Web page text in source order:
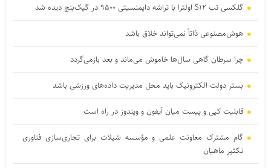
گلکسی تب S۱۲ اولترا با تراشه دایمنسیتی ۹۵۰۰ در گیک‌بنچ دیده شد
هوش‌مصنوعی ذاتاً نمی‌تواند خلاق باشد
چرا سرطان گاهی سال‌ها خاموش می‌ماند و بعد بازمی‌گردد
بستر دولت الکترونیک باید محل مدیریت داده‌‌های ورزشی باشد
قابلیت کپی و پیست میان آیفون و ویندوز در راه است
گام مشترک معاونت علمی و مؤسسه شیلات برای تجاری‌سازی فناوری
تکثیر ماهیان